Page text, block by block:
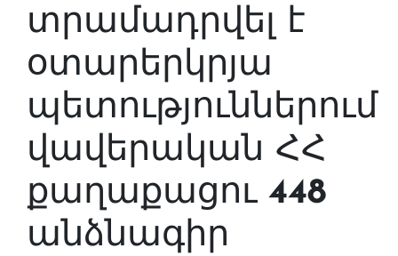
տրամադրվել է
օտարերկրյա
պետություններում
վավերական ՀՀ
քաղաքացու 448
անձնագիր